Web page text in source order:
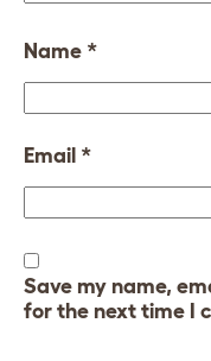
Name *
Email *
Save my name,
for the next time I